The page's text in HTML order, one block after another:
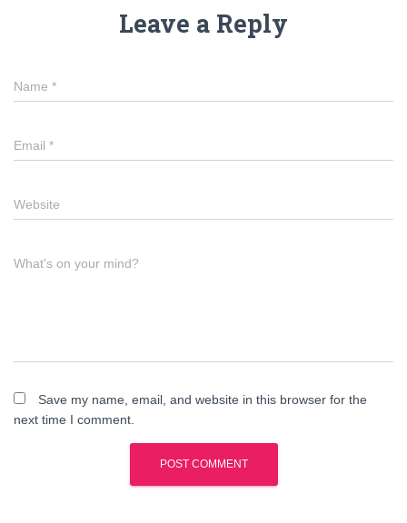
Leave a Reply
Name *
Email *
Website
What's on your mind?
Save my name, email, and website in this browser for the
next time I comment.